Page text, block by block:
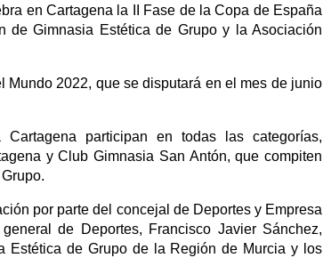
en Cartagena la II Fase de la Copa de España
de Gimnasia Estética de Grupo y la Asociación
2022, que se disputará en el mes de junio
participan en todas las categorías,
y Club Gimnasia San Antón, que compiten
por parte del concejal de Deportes y Empresa
de Deportes, Francisco Javier Sánchez,
Estética de Grupo de la Región de Murcia y los